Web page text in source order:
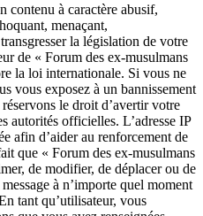
contenu à caractère abusif,
menaçant,
la législation de votre
de « Forum des ex-musulmans
la loi internationale. Si vous ne
vous exposez à un bannissement
le droit d’avertir votre
autorités officielles. L’adresse IP
afin d’aider au renforcement de
que « Forum des ex-musulmans
de modifier, de déplacer ou de
à n’importe quel moment
tant qu’utilisateur, vous